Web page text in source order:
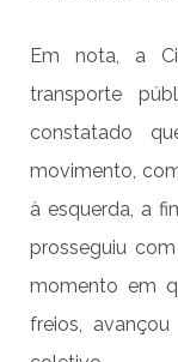
Em nota, a
transporte
constatado
movimento,
à esquerda, a
prosseguiu
momento em
freios,